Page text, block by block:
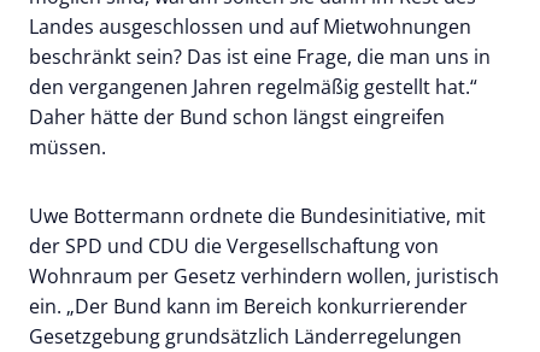
Landes ausgeschlossen und auf Mietwohnungen
beschränkt sein? Das ist eine Frage, die man uns in
den vergangenen Jahren regelmäßig gestellt hat.“
Daher hätte der Bund schon längst eingreifen
müssen.
Uwe Bottermann ordnete die Bundesinitiative, mit
der SPD und CDU die Vergesellschaftung von
Wohnraum per Gesetz verhindern wollen, juristisch
ein. „Der Bund kann im Bereich konkurrierender
Gesetzgebung grundsätzlich Länderregelungen